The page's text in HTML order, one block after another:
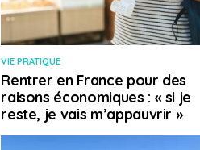
VIE PRATIQUE
Rentrer en France pour des
raisons économiques : « si je
reste, je vais m’appauvrir »